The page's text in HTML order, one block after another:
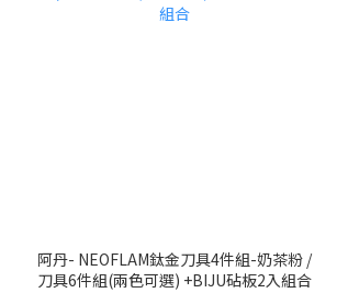
阿丹- NEOFLAM鈦金刀具4件組-奶茶粉 /
刀具6件組(兩色可選) +BIJU砧板2入組合